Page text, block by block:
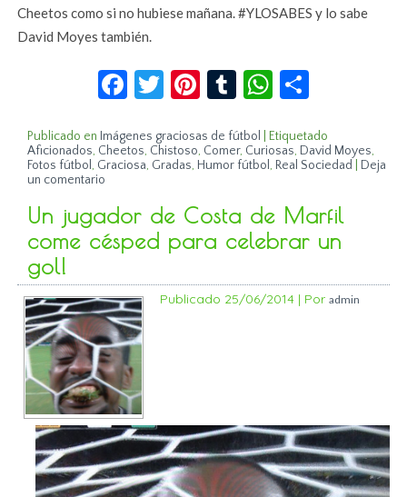
Cheetos como si no hubiese mañana. #YLOSABES y lo sabe
David Moyes también.
Facebook
Twitter
Pinterest
TumblrWhatsApp
Publicado en Imágenes graciosas de fútbol
Etiquetado
Aficionados, Cheetos, Chistoso, Comer, Curiosas, David Moyes,
Fotos fútbol , Graciosa, Gradas, Humor fútbol , Real Sociedad
Deja
un comentario
Un jugador de Costa de Marfil
come césped para celebrar un
gol!
Publicado 25/06/2014 | Por admin